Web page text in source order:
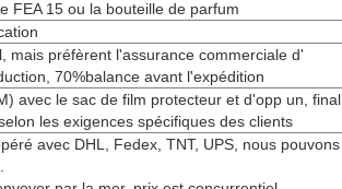
FEA 15 ou la bouteille de parfum
mais préfèrent l'assurance commerciale d'
70%balance avant l'expédition
avec le sac de film protecteur et d'opp un, final
les exigences spécifiques des clients
avec DHL, Fedex, TNT, UPS, nous pouvons